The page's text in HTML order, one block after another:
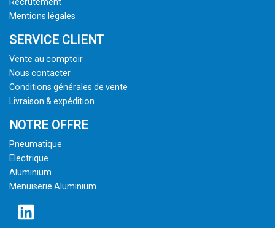
Mentions légales
SERVICE CLIENT
Vente au comptoir
Nous contacter
Conditions générales de vente
Livraison & expédition
NOTRE OFFRE
Pneumatique
Electrique
Aluminium
Menuiserie Aluminium